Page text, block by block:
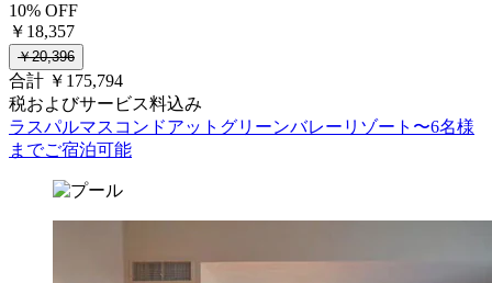
10% OFF
￥18,357
￥20,396
合計 ￥175,794
税およびサービス料込み
ラスパルマスコンドアットグリーンバレーリゾート〜6名様
までご宿泊可能